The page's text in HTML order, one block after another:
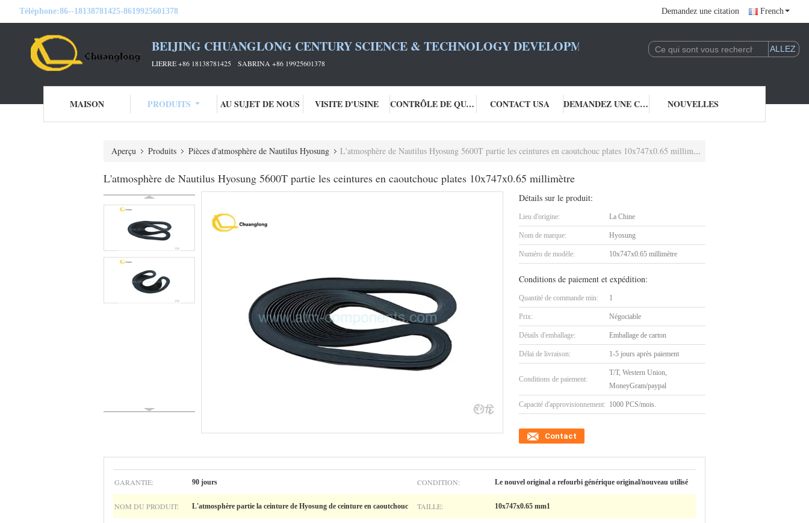
Téléphone:86--18138781425-8619925601378 Demandez une citation French
BEIJING CHUANGLONG CENTURY SCIENCE & TECHNOLOGY DEVELOPMENT CO., LTD.
LIERRE +86 18138781425 SABRINA +86 19925601378
MAISON PRODUITS AU SUJET DE NOUS VISITE D'USINE CONTRÔLE DE QUALITÉ CONTACT USA DEMANDEZ UNE CITATION NOUVELLES
Aperçu Produits Pièces d'atmosphère de Nautilus Hyosung L'atmosphère de Nautilus Hyosung 5600T partie les ceintures en caoutchouc plates 10x747x0.65 millimètre
L'atmosphère de Nautilus Hyosung 5600T partie les ceintures en caoutchouc plates 10x747x0.65 millimètre
Détails sur le produit:
Lieu d'origine: La Chine
Nom de marque: Hyosung
Numéro de modèle: 10x747x0.65 millimètre
Conditions de paiement et expédition:
Quantité de commande min: 1
Prix: Négociable
Détails d'emballage: Emballage de carton
Délai de livraison: 1-5 jours après paiement
Conditions de paiement:
T/T, Western Union,
MoneyGram/paypal
Capacité d'approvisionnement: 1000 PCS/mois.
Contact
GARANTIE: 90 jours CONDITION: Le nouvel original a refourbi générique original/nouveau utilisé
NOM DU PRODUIT: L'atmosphère partie la ceinture de Hyosung de ceinture en caoutchouc TAILLE: 10x747x0.65 mm1